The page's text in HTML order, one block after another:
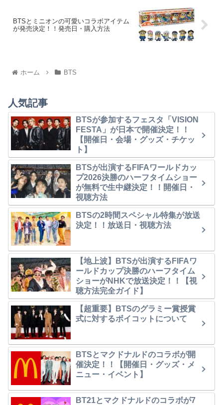
BTSとミニオンの可愛いコラボアイテム
が発売決定！！発売日・購入方法
ホーム BTS
人気記事
BTSが参加するフェスタ「VISION
FESTA」が日本で開催決定！！
【開催日・会場・グッズ・チケッ
ト】
BTSが出演するFIFAワールドカッ
プ2026決勝のハーフタイムショー
が無料で生中継決定！！開催日・
視聴方法
BTSの2時間スペシャル特集が放送
決定！！放送日・視聴方法
【地上波】BTSが出演するFIFAワ
ールドカップ決勝のハーフタイム
ショーがNHKで放送決定！！【視
聴方法完全ガイド】
【超重要】BTSのグラミー賞授賞
式に対するボイコットについて
BTSとマクドナルドのコラボが開
催決定！！【開催日・グッズ・メ
ニュー・イベント】
BT21とマクドナルドのコラボが7